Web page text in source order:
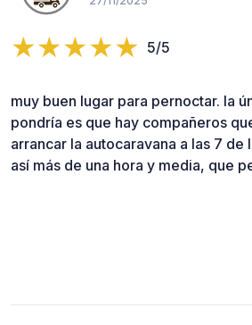
5/5
muy buen lugar para pernoctar. la
pondría es que hay compañeros
arrancar la autocaravana a las 7 de
así más de una hora y media, que